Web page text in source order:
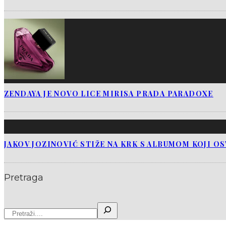
ZENDAYA JE NOVO LICE MIRISA PRADA PARADOXE
JAKOV JOZINOVIĆ STIŽE NA KRK S ALBUMOM KOJI
Pretraga